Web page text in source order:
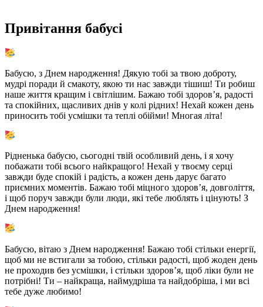
Привітання бабусі
Бабусю, з Днем народження! Дякую тобі за твою доброту,
мудрі поради й смакоту, якою ти нас завжди тішиш! Ти робиш
наше життя кращим і світлішим. Бажаю тобі здоров’я, радості
та спокійних, щасливих днів у колі рідних! Нехай кожен день
приносить тобі усмішки та теплі обійми! Многая літа!
Рідненька бабусю, сьогодні твій особливий день, і я хочу
побажати тобі всього найкращого! Нехай у твоєму серці
завжди буде спокій і радість, а кожен день дарує багато
приємних моментів. Бажаю тобі міцного здоров’я, довголіття,
і щоб поруч завжди були люди, які тебе люблять і цінують! З
Днем народження!
Бабусю, вітаю з Днем народження! Бажаю тобі стільки енергії,
щоб ми не встигали за тобою, стільки радості, щоб жоден день
не проходив без усмішки, і стільки здоров’я, щоб ліки були не
потрібні! Ти – найкраща, наймудріша та найдобріша, і ми всі
тебе дуже любимо!